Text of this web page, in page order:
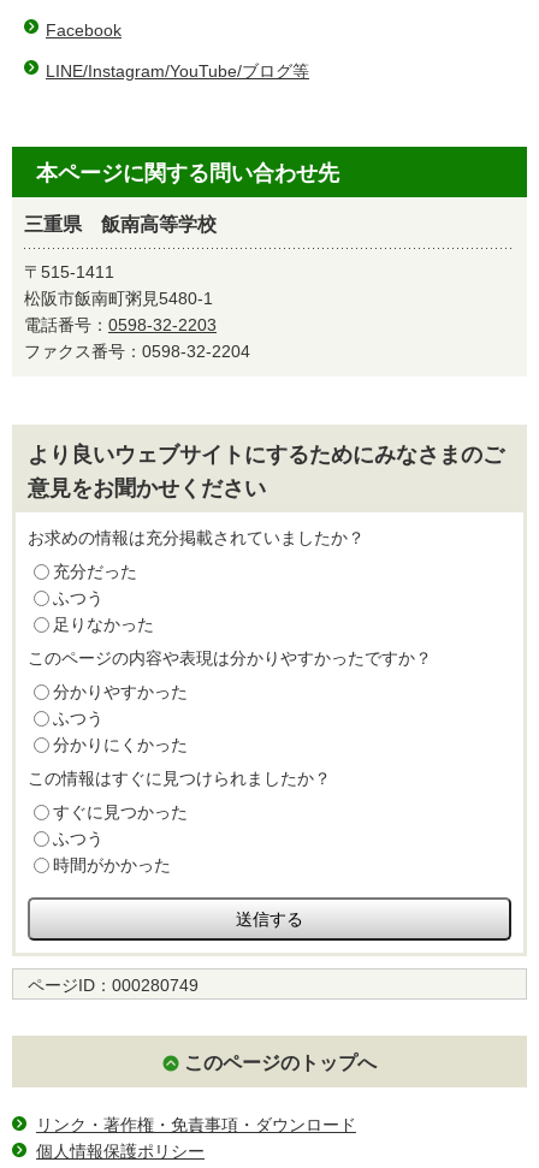
Facebook
LINE/Instagram/YouTube/ブログ等
本ページに関する問い合わせ先
三重県 飯南高等学校
〒515-1411
松阪市飯南町粥見5480-1
電話番号： 0598-32-2203
ファクス番号：0598-32-2204
より良いウェブサイトにするためにみなさまのご
意見をお聞かせください
お求めの情報は充分掲載されていましたか？
充分だった
ふつう
足りなかった
このページの内容や表現は分かりやすかったですか？
分かりやすかった
ふつう
分かりにくかった
この情報はすぐに見つけられましたか？
すぐに見つかった
ふつう
時間がかかった
ページID： 000280749
このページのトップへ
リンク・著作権・免責事項・ダウンロード
個人情報保護ポリシー